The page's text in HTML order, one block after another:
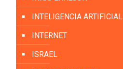
INTELIGENCIA ARTIFICIAL
INTERNET
ISRAEL